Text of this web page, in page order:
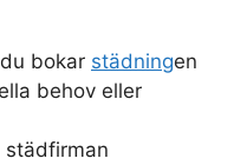
bokar städningen
behov eller
städfirman